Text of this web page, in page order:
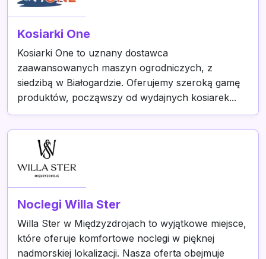
Kosiarki One
Kosiarki One to uznany dostawca
zaawansowanych maszyn ogrodniczych, z
siedzibą w Białogardzie. Oferujemy szeroką gamę
produktów, począwszy od wydajnych kosiarek...
Noclegi Willa Ster
Willa Ster w Międzyzdrojach to wyjątkowe miejsce,
które oferuje komfortowe noclegi w pięknej
nadmorskiej lokalizacji. Nasza oferta obejmuje